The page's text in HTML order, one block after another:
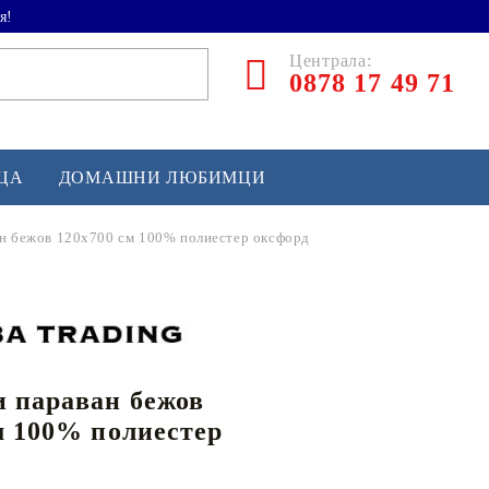
Централа:
0878 17 49 71
и софтбол
и лакрос
ДОМАШНИ ЛЮБИМЦИ
бежов 120x700 см 100% полиестер оксфорд
параван бежов
100% полиестер